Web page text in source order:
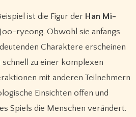
ist die Figur der Han Mi-
ryeong. Obwohl sie anfangs
Charaktere erscheinen
zu einer komplexen
mit anderen Teilnehmern
Einsichten offen und
Spiels die Menschen verändert.